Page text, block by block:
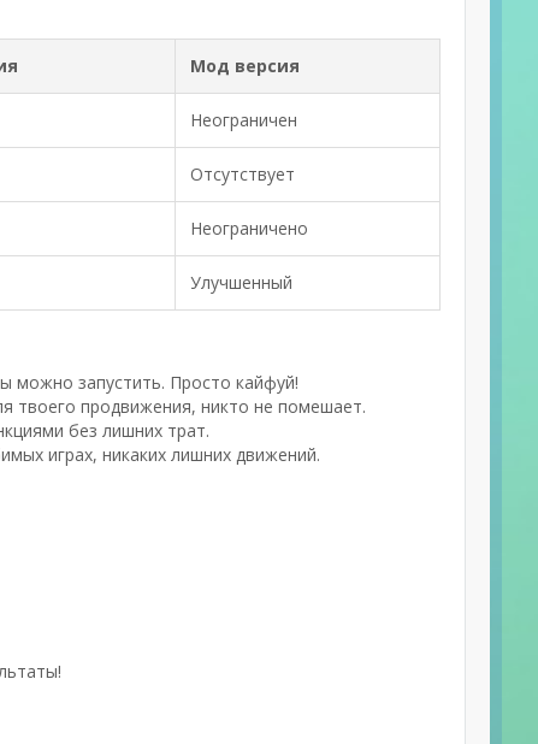
Мод версия
Неограничен
Отсутствует
Неограничено
Улучшенный
запустить. Просто кайфуй!
твоего продвижения, никто не помешает.
без лишних трат.
играх, никаких лишних движений.